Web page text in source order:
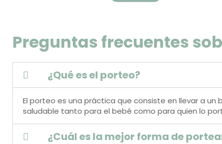
Preguntas frecuentes
¿Qué es el porteo?
El porteo es una práctica que consiste en llevar a
saludable tanto para el bebé como para quien lo
¿Cuál es la mejor forma de